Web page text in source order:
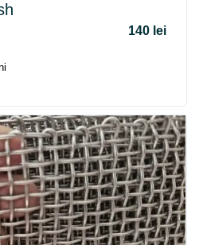
140 lei